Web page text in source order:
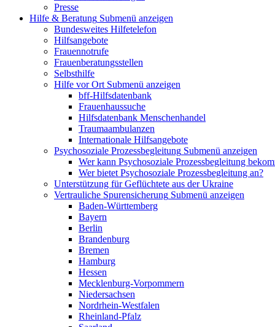
Presse
Hilfe & Beratung Submenü anzeigen
Bundesweites Hilfetelefon
Hilfsangebote
Frauennotrufe
Frauenberatungsstellen
Selbsthilfe
Hilfe vor Ort Submenü anzeigen
bff-Hilfsdatenbank
Frauenhaussuche
Hilfsdatenbank Menschenhandel
Traumaambulanzen
Internationale Hilfsangebote
Psychosoziale Prozessbegleitung Submenü anzeigen
Wer kann Psychosoziale Prozessbegleitung
Wer bietet Psychosoziale Prozessbegleitung an?
Unterstützung für Geflüchtete aus der Ukraine
Vertrauliche Spurensicherung Submenü anzeigen
Baden-Württemberg
Bayern
Berlin
Brandenburg
Bremen
Hamburg
Hessen
Mecklenburg-Vorpommern
Niedersachsen
Nordrhein-Westfalen
Rheinland-Pfalz